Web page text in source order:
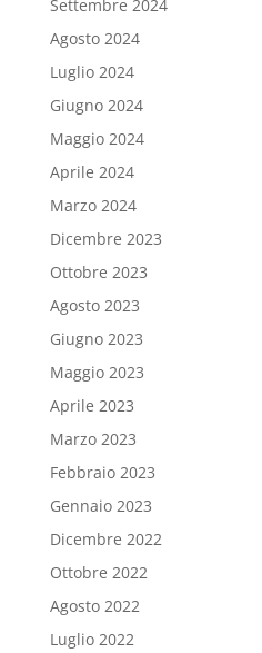
Settembre 2024
Agosto 2024
Luglio 2024
Giugno 2024
Maggio 2024
Aprile 2024
Marzo 2024
Dicembre 2023
Ottobre 2023
Agosto 2023
Giugno 2023
Maggio 2023
Aprile 2023
Marzo 2023
Febbraio 2023
Gennaio 2023
Dicembre 2022
Ottobre 2022
Agosto 2022
Luglio 2022